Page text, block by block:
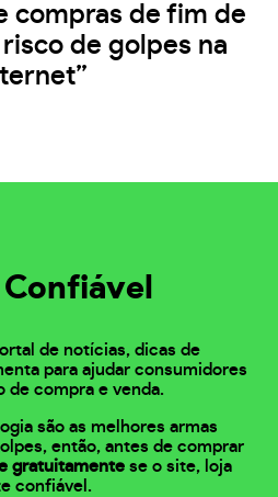
compras de fim de
de golpes na
de notícias, dicas de
para ajudar consumidores
de compra e venda.
são as melhores armas
então, antes de comprar
gratuitamente se o site, loja
confiável.